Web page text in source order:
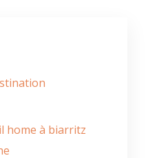
home à biarritz